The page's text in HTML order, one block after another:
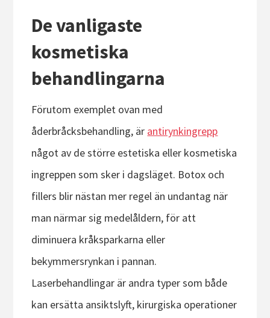
De vanligaste
kosmetiska
behandlingarna
Förutom exemplet ovan med
åderbråcksbehandling, är antirynkingrepp
något av de större estetiska eller kosmetiska
ingreppen som sker i dagsläget. Botox och
fillers blir nästan mer regel än undantag när
man närmar sig medelåldern, för att
diminuera kråksparkarna eller
bekymmersrynkan i pannan.
Laserbehandlingar är andra typer som både
kan ersätta ansiktslyft, kirurgiska operationer